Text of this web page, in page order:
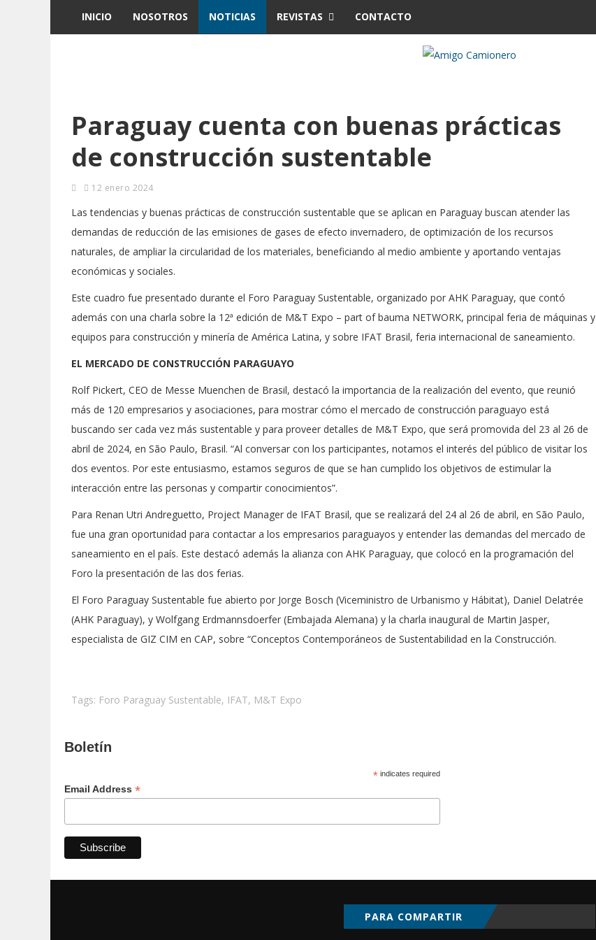
INICIO NOSOTROS NOTICIAS REVISTAS CONTACTO
Paraguay cuenta con buenas prácticas
de construcción sustentable
12 enero 2024
Las tendencias y buenas prácticas de construcción sustentable que se aplican en Paraguay buscan atender las
demandas de reducción de las emisiones de gases de efecto invernadero, de optimización de los recursos
naturales, de ampliar la circularidad de los materiales, beneficiando al medio ambiente y aportando ventajas
económicas y sociales.
Este cuadro fue presentado durante el Foro Paraguay Sustentable, organizado por AHK Paraguay, que contó
además con una charla sobre la 12ª edición de M&T Expo – part of bauma NETWORK, principal feria de máquinas y
equipos para construcción y minería de América Latina, y sobre IFAT Brasil, feria internacional de saneamiento.
EL MERCADO DE CONSTRUCCIÓN PARAGUAYO
Rolf Pickert, CEO de Messe Muenchen de Brasil, destacó la importancia de la realización del evento, que reunió
más de 120 empresarios y asociaciones, para mostrar cómo el mercado de construcción paraguayo está
buscando ser cada vez más sustentable y para proveer detalles de M&T Expo, que será promovida del 23 al 26 de
abril de 2024, en São Paulo, Brasil. “Al conversar con los participantes, notamos el interés del público de visitar los
dos eventos. Por este entusiasmo, estamos seguros de que se han cumplido los objetivos de estimular la
interacción entre las personas y compartir conocimientos”.
Para Renan Utri Andreguetto, Project Manager de IFAT Brasil, que se realizará del 24 al 26 de abril, en São Paulo,
fue una gran oportunidad para contactar a los empresarios paraguayos y entender las demandas del mercado de
saneamiento en el país. Este destacó además la alianza con AHK Paraguay, que colocó en la programación del
Foro la presentación de las dos ferias.
El Foro Paraguay Sustentable fue abierto por Jorge Bosch (Viceministro de Urbanismo y Hábitat), Daniel Delatrée
(AHK Paraguay), y Wolfgang Erdmannsdoerfer (Embajada Alemana) y la charla inaugural de Martin Jasper,
especialista de GIZ CIM en CAP, sobre “Conceptos Contemporáneos de Sustentabilidad en la Construcción.
Tags: Foro Paraguay Sustentable, IFAT, M&T Expo
Boletín
*indicates required
Email Address *
PARA COMPARTIR